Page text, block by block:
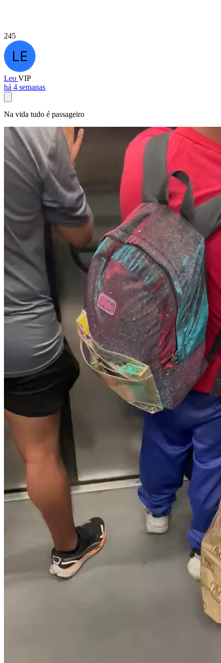
245
Leo VIP
há 4 semanas
Na vida tudo é passageiro